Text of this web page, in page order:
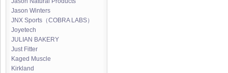
Jason Winters
JNX Sports（COBRA LABS）
Joyetech
JULIAN BAKERY
Just Fitter
Kaged Muscle
Kirkland